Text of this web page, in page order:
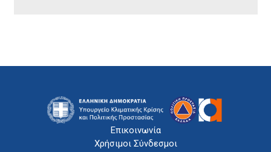
Επικοινωνία
Χρήσιμοι Σύνδεσμοι